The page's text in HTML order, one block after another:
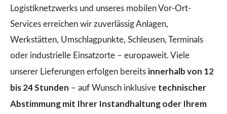
Logistiknetzwerks und unseres mobilen Vor-Ort-
Services erreichen wir zuverlässig Anlagen,
Werkstätten, Umschlagpunkte, Schleusen, Terminals
oder industrielle Einsatzorte – europaweit. Viele
unserer Lieferungen erfolgen bereits innerhalb von 12
bis 24 Stunden – auf Wunsch inklusive technischer
Abstimmung mit Ihrer Instandhaltung oder Ihrem